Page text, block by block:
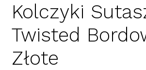
Kolczyki
Twisted
Złote